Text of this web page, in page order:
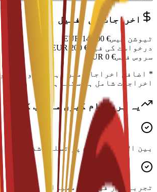
اخراجات کی تفصیل
ٹیوشن فیس€
14,700
EUR
درخواست کی فیس
€
200
EUR
سروس فیس€
0
* اضافی اخراجات میں رہائش، ویزا
اخراجات شامل ہو سکتے ہیں
یہ پروگرام کیوں منتخب کریں؟
بین الاقوامی سطح پر تسلیم شدہ ڈگری
تجربہ کار فیکلٹی ممبران